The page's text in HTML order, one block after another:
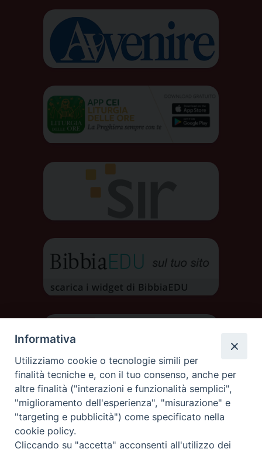
Informativa
Utilizziamo cookie o tecnologie simili per
finalità tecniche e, con il tuo consenso, anche per
altre finalità ("interazioni e funzionalità semplici",
"miglioramento dell'esperienza", "misurazione" e
"targeting e pubblicità") come specificato nella
cookie policy.
Cliccando su "accetta" acconsenti all'utilizzo dei